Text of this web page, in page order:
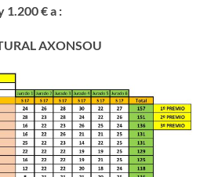
1.200 € a :
AXONSOU